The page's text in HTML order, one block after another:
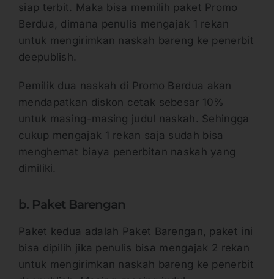
siap terbit. Maka bisa memilih paket Promo
Berdua, dimana penulis mengajak 1 rekan
untuk mengirimkan naskah bareng ke penerbit
deepublish.
Pemilik dua naskah di Promo Berdua akan
mendapatkan diskon cetak sebesar 10%
untuk masing-masing judul naskah. Sehingga
cukup mengajak 1 rekan saja sudah bisa
menghemat biaya penerbitan naskah yang
dimiliki.
b. Paket Barengan
Paket kedua adalah Paket Barengan, paket ini
bisa dipilih jika penulis bisa mengajak 2 rekan
untuk mengirimkan naskah bareng ke penerbit